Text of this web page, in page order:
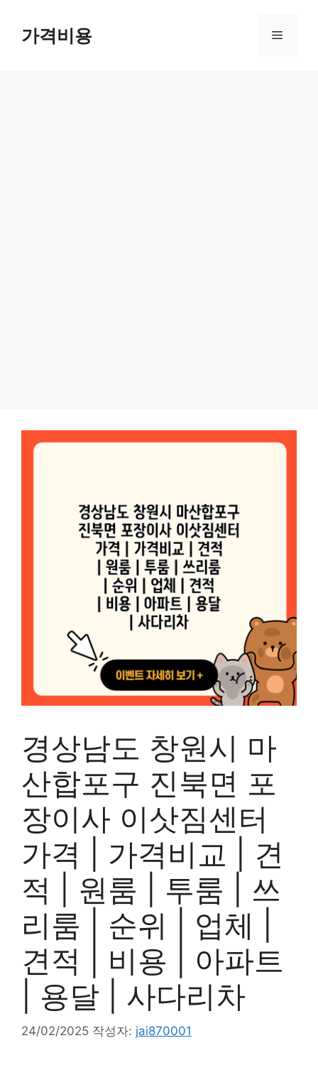
가격비용 메
경상남도 창원시 마
산합포구 진북면 포
장이사 이삿짐센터
가격 | 가격비교 | 견
적 | 원룸 | 투룸 | 쓰
리룸 | 순위 | 업체 |
견적 | 비용 | 아파트
| 용달 | 사다리차
24/02/2025 작성자: jai870001